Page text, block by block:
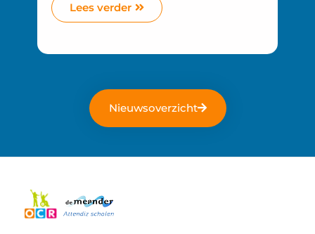
Lees verder
Nieuwsoverzicht